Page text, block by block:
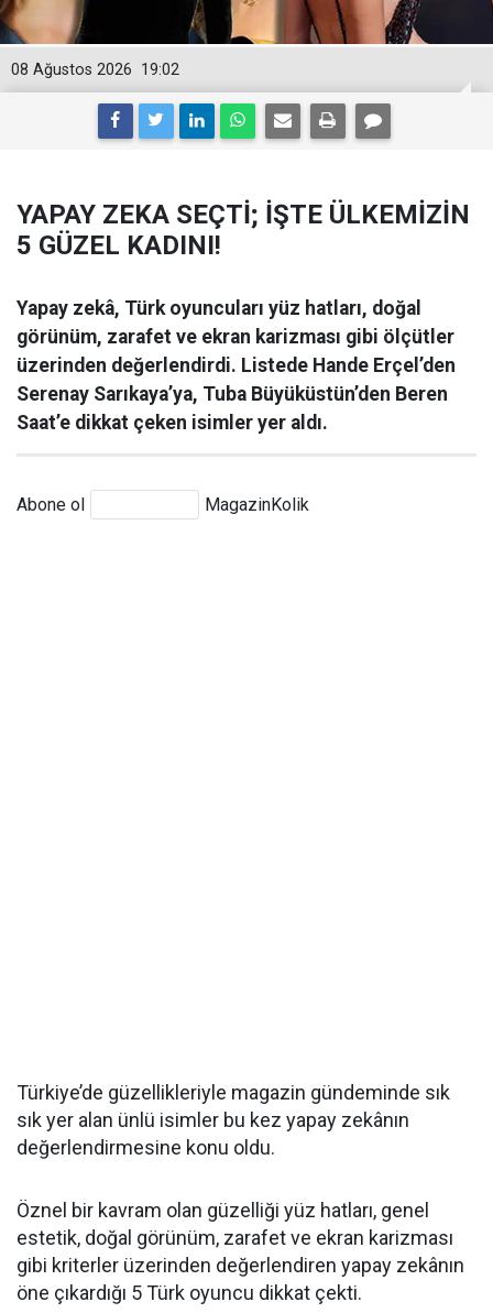
19:02
08 Ağustos 2026
YAPAY ZEKA SEÇTİ; İŞTE ÜLKEMİZİN
5 GÜZEL KADINI!
Yapay zekâ, Türk oyuncuları yüz hatları, doğal
görünüm, zarafet ve ekran karizması gibi ölçütler
üzerinden değerlendirdi. Listede Hande Erçel’den
Serenay Sarıkaya’ya, Tuba Büyüküstün’den Beren
Saat’e dikkat çeken isimler yer aldı.
Abone ol MagazinKolik
Türkiye’de güzellikleriyle magazin gündeminde sık
sık yer alan ünlü isimler bu kez yapay zekânın
değerlendirmesine konu oldu.
Öznel bir kavram olan güzelliği yüz hatları, genel
estetik, doğal görünüm, zarafet ve ekran karizması
gibi kriterler üzerinden değerlendiren yapay zekânın
öne çıkardığı 5 Türk oyuncu dikkat çekti.